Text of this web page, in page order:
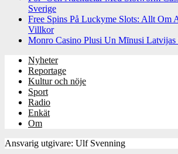
Sverige
Free Spins På Luckyme Slots: Allt Om
Villkor
Monro Casino Plusi Un Mīnusi Latvijas
Nyheter
Reportage
Kultur och nöje
Sport
Radio
Enkät
Om
Ansvarig utgivare: Ulf Svenning